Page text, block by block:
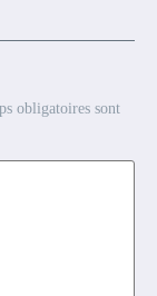
obligatoires sont